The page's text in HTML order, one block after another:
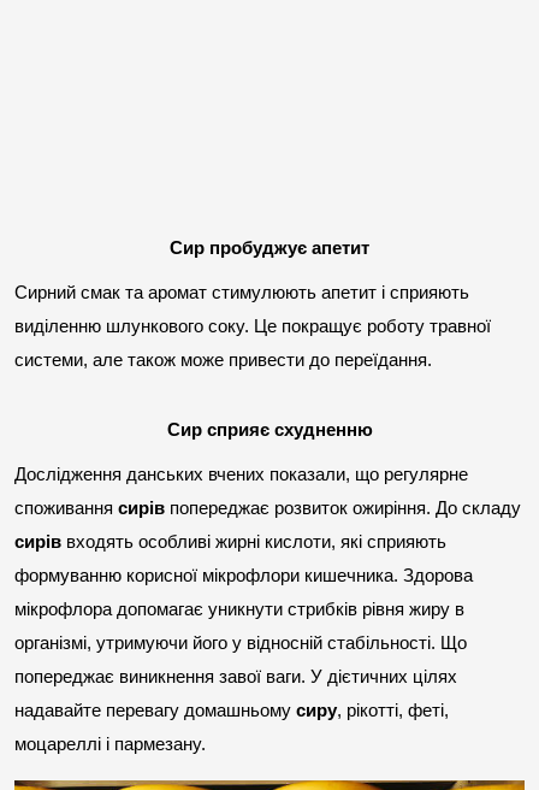
Сир пробуджує апетит
Сирний смак та аромат стимулюють апетит і сприяють
виділенню шлункового соку. Це покращує роботу травної
системи, але також може привести до переїдання.
Сир сприяє схудненню
Дослідження данських вчених показали, що регулярне
споживання сирів
сирів входять особливі жирні кислоти, які сприяють
формуванню корисної мікрофлори кишечника. Здорова
мікрофлора допомагає уникнути стрибків рівня жиру в
організмі, утримуючи його у відносній стабільності. Що
попереджає виникнення завої ваги. У дієтичних цілях
надавайте перевагу домашньому сиру, рікотті, феті,
моцареллі і пармезану.